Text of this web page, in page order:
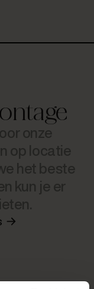
onze
op locatie
het beste
kun je er